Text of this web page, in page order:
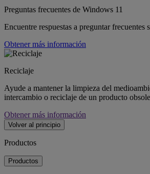
Preguntas frecuentes de Windows 11
Encuentre respuestas a preguntar frecuentes
Obtener más información
Reciclaje
Ayude a mantener la limpieza del
intercambio o reciclaje de un producto
Obtener más información
Volver al principio
Productos
Productos